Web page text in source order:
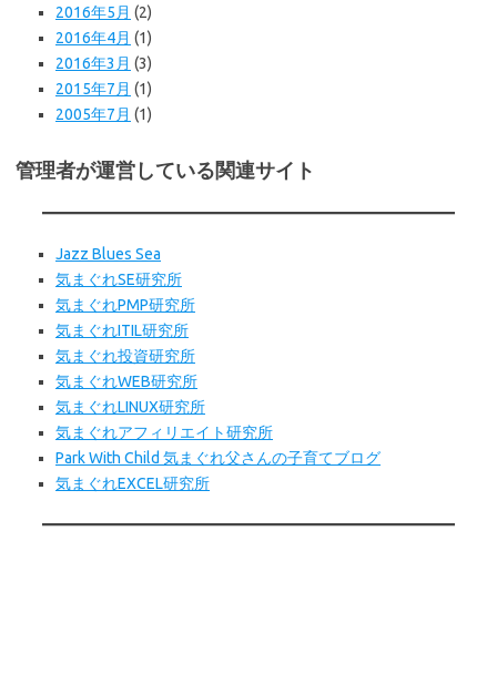
2016年5月 (2)
2016年4月 (1)
2016年3月 (3)
2015年7月 (1)
2005年7月 (1)
管理者が運営している関連サイト
Jazz Blues Sea
気まぐれSE研究所
気まぐれPMP研究所
気まぐれITIL研究所
気まぐれ投資研究所
気まぐれWEB研究所
気まぐれLINUX研究所
気まぐれアフィリエイト研究所
Park With Child 気まぐれ父さんの子育てブログ
気まぐれEXCEL研究所